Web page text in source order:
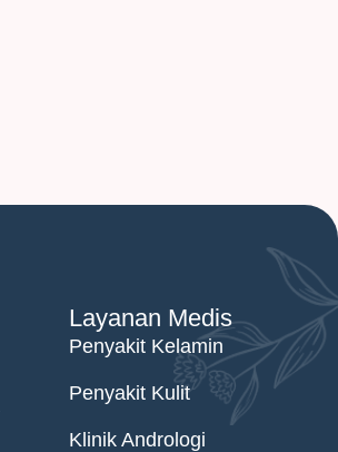
Layanan Medis
Penyakit Kelamin
Penyakit Kulit
Klinik Andrologi